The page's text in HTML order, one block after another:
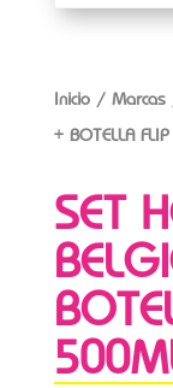
Inicio/ Marcas
+ BOTELLA
SET